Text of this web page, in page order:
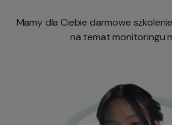
Mamy dla Ciebie darmowe
na temat monitoringu